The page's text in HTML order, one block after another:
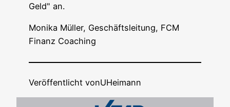
Geld" an.
Moni­ka Mül­ler, Geschäfts­lei­tung, FCM
Finanz Coaching
Veröffentlicht vonUHeimann